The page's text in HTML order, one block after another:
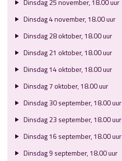
Dinsdag 25 november, 18.00 uur
Dinsdag 4 november, 18.00 uur
Dinsdag 28 oktober, 18.00 uur
Dinsdag 21 oktober, 18.00 uur
Dinsdag 14 oktober, 18.00 uur
Dinsdag 7 oktober, 18.00 uur
Dinsdag 30 september, 18.00 uur
Dinsdag 23 september, 18.00 uur
Dinsdag 16 september, 18.00 uur
Dinsdag 9 september, 18.00 uur